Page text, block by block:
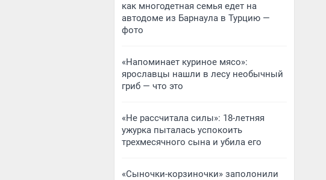
как многодетная семья едет на
автодоме из Барнаула в Турцию —
фото
«Напоминает куриное мясо»:
ярославцы нашли в лесу необычный
гриб — что это
«Не рассчитала силы»: 18-летняя
ужурка пыталась успокоить
трехмесячного сына и убила его
«Сыночки-корзиночки» заполонили